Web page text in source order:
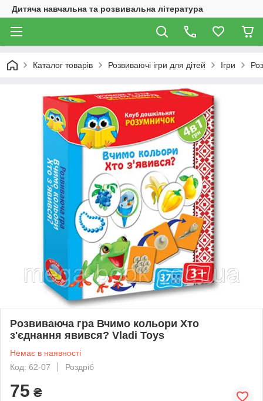
Дитяча навчальна та розвивальна література
Каталог товарів Розвиваючі ігри для дітей Ігри
Розвиваюча гра Вчимо кольори Хто
з'єднання явився? Vladi Toys
Немає в наявності
Код: 62-07
Роздріб
75 ₴